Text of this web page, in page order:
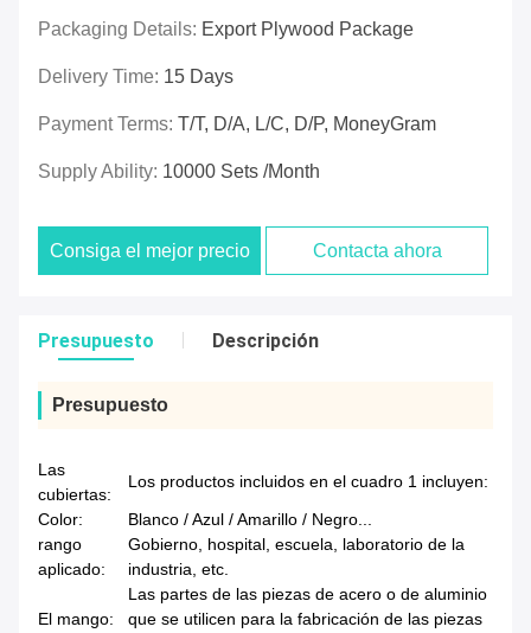
Packaging Details: Export Plywood Package
Delivery Time: 15 Days
Payment Terms: T/T, D/A, L/C, D/P, MoneyGram
Supply Ability: 10000 Sets /Month
Consiga el mejor precio Contacta ahora
Presupuesto Descripción
Presupuesto
Las
cubiertas:
Los productos incluidos en el cuadro 1 incluyen:
Color:
Blanco / Azul / Amarillo / Negro...
rango
aplicado:
Gobierno, hospital, escuela, laboratorio de la
industria, etc.
El mango:
Las partes de las piezas de acero o de aluminio
que se utilicen para la fabricación de las piezas